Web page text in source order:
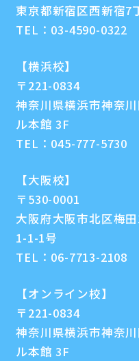
東京都新宿区西新宿7
TEL： 03-4590-0322
【横浜校】
〒221-0834
神奈川県横浜市神奈
ル本館 3F
TEL： 045-777-5730
【大阪校】
〒530-0001
大阪府大阪市北区梅
1-1-1号
TEL： 06-7713-2108
【オンライン校】
〒221-0834
神奈川県横浜市神奈
ル本館 3F